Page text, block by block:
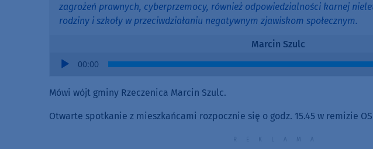
zagrożeń prawnych, cyberprzemocy, również odpowiedzialności karnej
rodziny i szkoły w przeciwdziałaniu negatywnym zjawiskom społecznym.
Marcin Szulc
Audio
00:00
Mówi wójt gminy Rzeczenica Marcin Szulc.
Otwarte spotkanie z mieszkańcami rozpocznie się o godz. 15.45 w remizie